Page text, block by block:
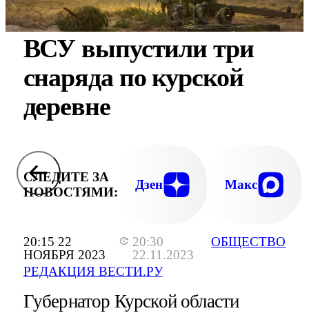
20:15 22
НОЯБРЯ 2023
20:30
22.11.2023
РЕДАКЦИЯ ВЕСТИ.РУ
ОБЩЕСТВО
ВСУ выпустили три
снаряда по курской
деревне
СЛЕДИТЕ ЗА
НОВОСТЯМИ:
Дзен Макс
Губернатор Курской области